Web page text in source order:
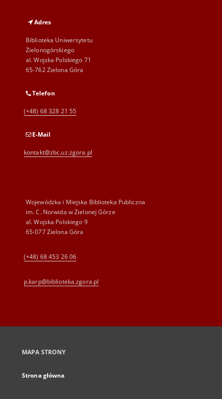
Adres
Biblioteka Uniwersytetu
Zielonogórskiego
al. Wojska Polskiego 71
65-762 Zielona Góra
Telefon
(+48) 68 328 21 55
E-Mail
kontakt@zbc.uz.zgora.pl
Wojewódzka i Miejska Biblioteka Publiczna
im. C. Norwida w Zielonej Górze
al. Wojska Polskiego 9
65-077 Zielona Góra
(+48) 68 453 26 06
p.karp@biblioteka.zgora.pl
MAPA STRONY
Strona główna